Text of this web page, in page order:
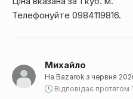
Михайло
На Bazarok з червня
Відповідає протягом
Телефонуйте 0984119816.